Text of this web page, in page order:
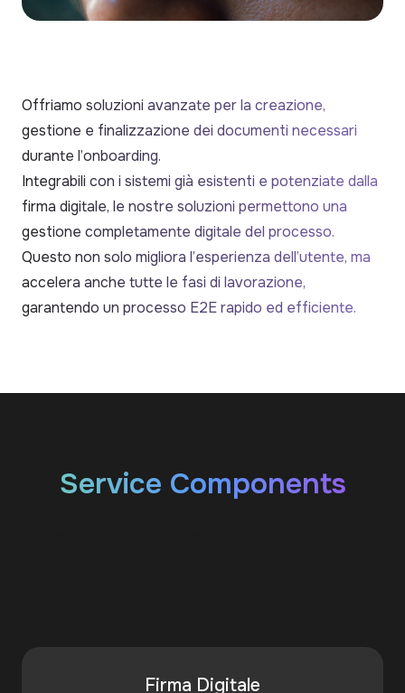
Offriamo soluzioni avanzate per la creazione,
gestione e finalizzazione dei documenti necessari
durante l’onboarding.
Integrabili con i sistemi già esistenti e potenziate dalla
firma digitale, le nostre soluzioni permettono una
gestione completamente digitale del processo.
Questo non solo migliora l’esperienza dell’utente, ma
accelera anche tutte le fasi di lavorazione,
garantendo un processo E2E rapido ed efficiente.
Service Components
Firma Digitale